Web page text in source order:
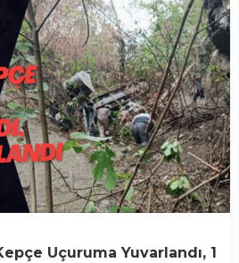
Uçuruma Yuvarlandı, 1